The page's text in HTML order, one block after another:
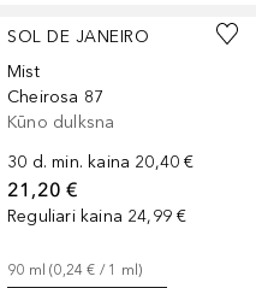
SOL DE JANEIRO
Mist
Cheirosa 87
Kūno dulksna
30 d. min. kaina 20,40 €
21,20 €
Reguliari kaina 24,99 €
90 ml (0,24 € / 1 ml)